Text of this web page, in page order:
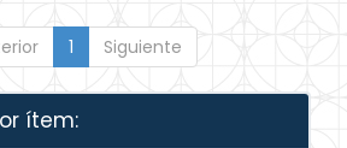
1 Siguiente
ítem: